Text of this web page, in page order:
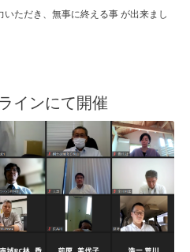
ただき、無事に終える事 が出来まし
インにて開催